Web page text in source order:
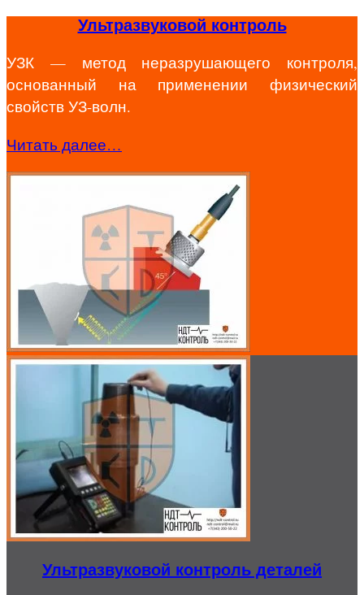
Ультразвуковой контроль
УЗК — метод неразрушающего контроля,
основанный на применении физический
свойств УЗ-волн.
Читать далее…
Ультразвуковой контроль деталей